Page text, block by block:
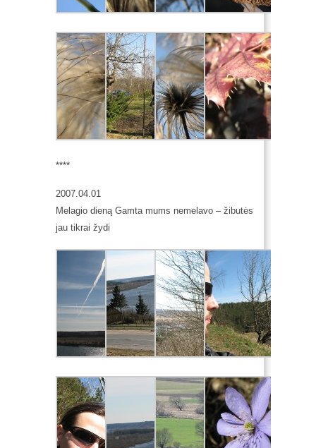
****
2007.04.01
Melagio dieną Gamta mums nemelavo – žibutės
jau tikrai žydi